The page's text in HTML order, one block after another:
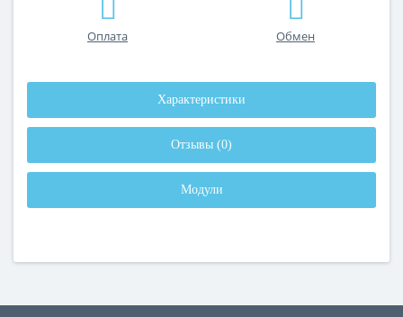
Оплата Обмен
Характеристики
Отзывы (0)
Модули